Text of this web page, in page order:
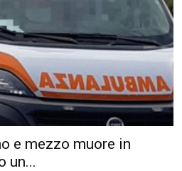
e mezzo muore in
un...